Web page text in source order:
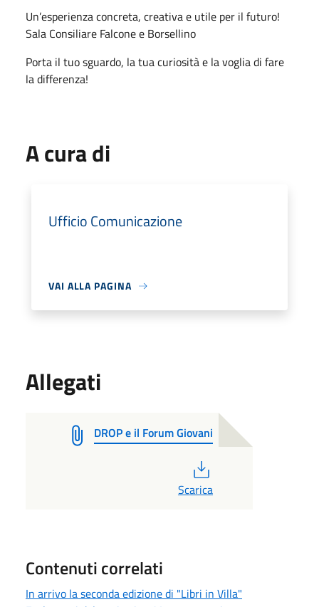
Un’esperienza concreta, creativa e utile per il futuro!
Sala Consiliare Falcone e Borsellino
Porta il tuo sguardo, la tua curiosità e la voglia di fare
la differenza!
A cura di
Ufficio Comunicazione
VAI ALLA PAGINA
Allegati
DROP e il Forum Giovani
Scarica
Contenuti correlati
In arrivo la seconda edizione di "Libri in Villa"